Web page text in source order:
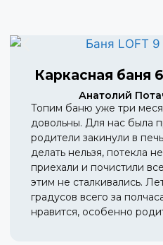
Каркасная баня
Анатолий
Топим баню уже три
довольны. Для нас была
родители закинули в
делать нельзя, потекла
приехали и почистили
этим не сталкивались.
градусов всего за
нравится, особенно